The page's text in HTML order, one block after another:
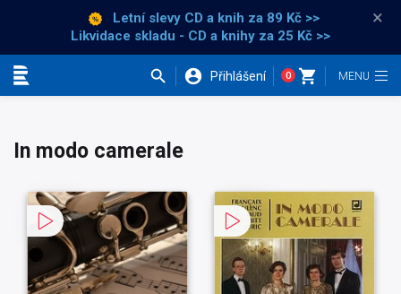
Letní slevy CD a knih za 89 Kč >>
Likvidace skladu - CD a knihy za 25 Kč >>
×
Přihlášení 0
In modo camerale